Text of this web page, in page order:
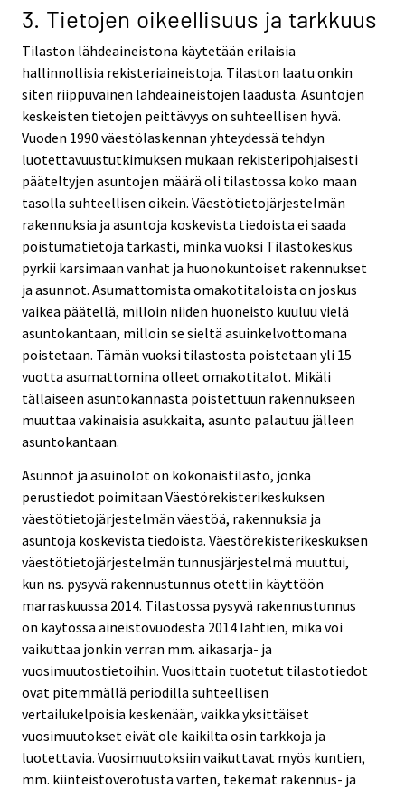
3. Tietojen oikeellisuus ja tarkkuus
Tilaston lähdeaineistona käytetään erilaisia
hallinnollisia rekisteriaineistoja. Tilaston laatu onkin
siten riippuvainen lähdeaineistojen laadusta. Asuntojen
keskeisten tietojen peittävyys on suhteellisen hyvä.
Vuoden 1990 väestölaskennan yhteydessä tehdyn
luotettavuustutkimuksen mukaan rekisteripohjaisesti
pääteltyjen asuntojen määrä oli tilastossa koko maan
tasolla suhteellisen oikein. Väestötietojärjestelmän
rakennuksia ja asuntoja koskevista tiedoista ei saada
poistumatietoja tarkasti, minkä vuoksi Tilastokeskus
pyrkii karsimaan vanhat ja huonokuntoiset rakennukset
ja asunnot. Asumattomista omakotitaloista on joskus
vaikea päätellä, milloin niiden huoneisto kuuluu vielä
asuntokantaan, milloin se sieltä asuinkelvottomana
poistetaan. Tämän vuoksi tilastosta poistetaan yli 15
vuotta asumattomina olleet omakotitalot. Mikäli
tällaiseen asuntokannasta poistettuun rakennukseen
muuttaa vakinaisia asukkaita, asunto palautuu jälleen
asuntokantaan.
Asunnot ja asuinolot on kokonaistilasto, jonka
perustiedot poimitaan Väestörekisterikeskuksen
väestötietojärjestelmän väestöä, rakennuksia ja
asuntoja koskevista tiedoista. Väestörekisterikeskuksen
väestötietojärjestelmän tunnusjärjestelmä muuttui,
kun ns. pysyvä rakennustunnus otettiin käyttöön
marraskuussa 2014. Tilastossa pysyvä rakennustunnus
on käytössä aineistovuodesta 2014 lähtien, mikä voi
vaikuttaa jonkin verran mm. aikasarja- ja
vuosimuutostietoihin. Vuosittain tuotetut tilastotiedot
ovat pitemmällä periodilla suhteellisen
vertailukelpoisia keskenään, vaikka yksittäiset
vuosimuutokset eivät ole kaikilta osin tarkkoja ja
luotettavia. Vuosimuutoksiin vaikuttavat myös kuntien,
mm. kiinteistöverotusta varten, tekemät rakennus- ja